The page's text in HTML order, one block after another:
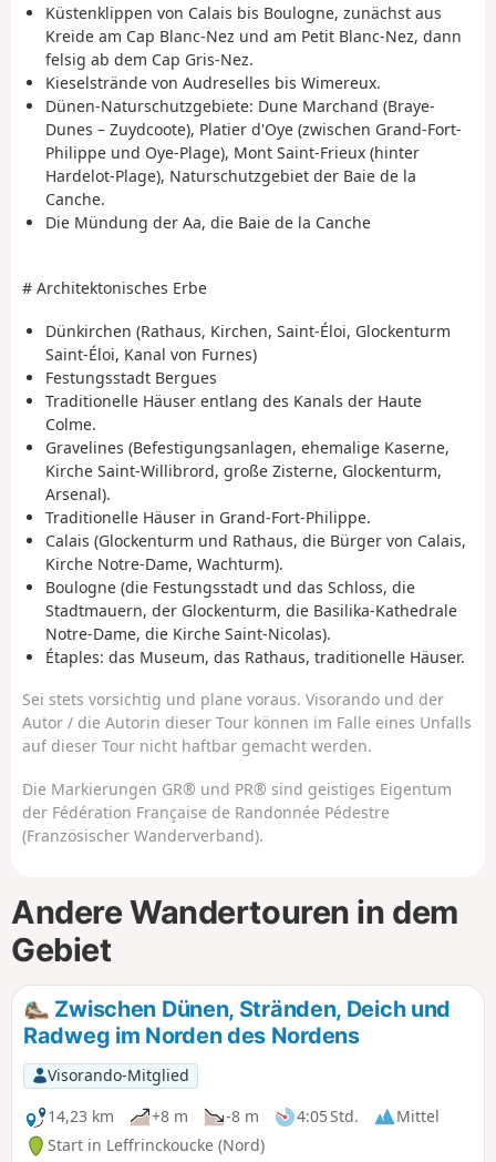
Küstenklippen von Calais bis Boulogne, zunächst aus
Kreide am Cap Blanc-Nez und am Petit Blanc-Nez, dann
felsig ab dem Cap Gris-Nez.
Kieselstrände von Audreselles bis Wimereux.
Dünen-Naturschutzgebiete: Dune Marchand (Braye-
Dunes – Zuydcoote), Platier d'Oye (zwischen Grand-Fort-
Philippe und Oye-Plage), Mont Saint-Frieux (hinter
Hardelot-Plage), Naturschutzgebiet der Baie de la
Canche.
Die Mündung der Aa, die Baie de la Canche
# Architektonisches Erbe
Dünkirchen (Rathaus, Kirchen, Saint-Éloi, Glockenturm
Saint-Éloi, Kanal von Furnes)
Festungsstadt Bergues
Traditionelle Häuser entlang des Kanals der Haute
Colme.
Gravelines (Befestigungsanlagen, ehemalige Kaserne,
Kirche Saint-Willibrord, große Zisterne, Glockenturm,
Arsenal).
Traditionelle Häuser in Grand-Fort-Philippe.
Calais (Glockenturm und Rathaus, die Bürger von Calais,
Kirche Notre-Dame, Wachturm).
Boulogne (die Festungsstadt und das Schloss, die
Stadtmauern, der Glockenturm, die Basilika-Kathedrale
Notre-Dame, die Kirche Saint-Nicolas).
Étaples: das Museum, das Rathaus, traditionelle Häuser.
Sei stets vorsichtig und plane voraus. Visorando und der
Autor / die Autorin dieser Tour können im Falle eines Unfalls
auf dieser Tour nicht haftbar gemacht werden.
Die Markierungen GR® und PR® sind geistiges Eigentum
der Fédération Française de Randonnée Pédestre
(Französischer Wanderverband).
Andere Wandertouren in dem
Gebiet
Zwischen Dünen, Stränden, Deich und
Radweg im Norden des Nordens
Visorando-Mitglied
14,23 km
+8 m -8 m 4:05 Std.
Mittel
Start in Leffrinckoucke (Nord)